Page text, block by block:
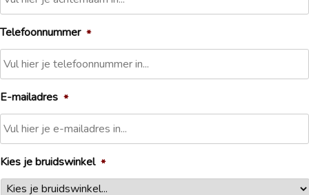
Telefoonnummer *
E-mailadres *
Kies je bruidswinkel *